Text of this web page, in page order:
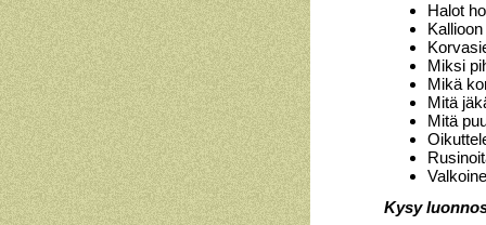
Halot
Miksi
Mikä
Mitä
Mitä
Kysy